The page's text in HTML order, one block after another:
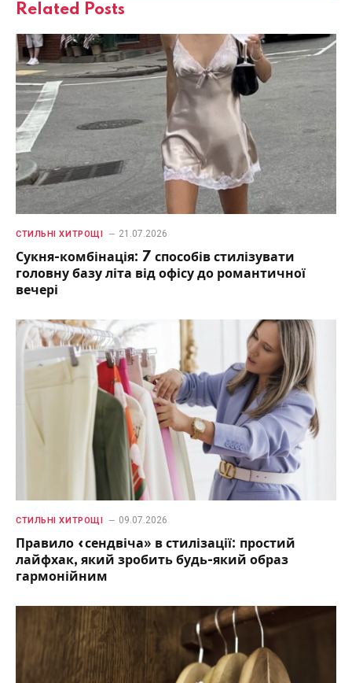
Related Posts
СТИЛЬНІ ХИТРОЩІ 21.07.2026
Сукня-комбінація: 7 способів стилізувати
головну базу літа від офісу до романтичної
вечері
СТИЛЬНІ ХИТРОЩІ 09.07.2026
Правило «сендвіча» в стилізації: простий
лайфхак, який зробить будь-який образ
гармонійним